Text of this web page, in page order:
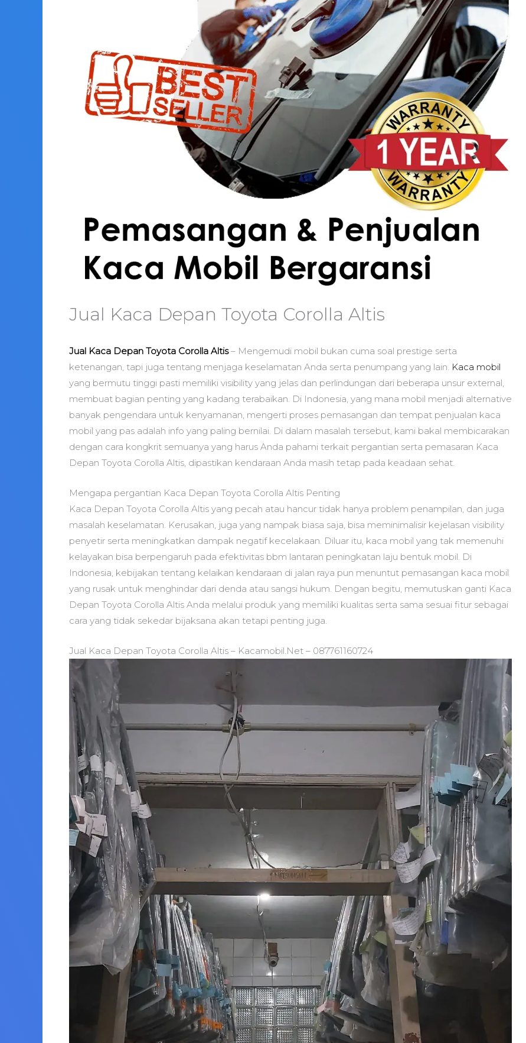
Jual Kaca Depan Toyota Corolla Altis
Jual Kaca Depan Toyota Corolla Altis– Mengemudi mobil bukan cuma soal prestige serta
ketenangan, tapi juga tentang menjaga keselamatan Anda serta penumpang yang lain. Kaca mobil
yang bermutu tinggi pasti memiliki visibility yang jelas dan perlindungan dari beberapa unsur external,
membuat bagian penting yang kadang terabaikan. Di Indonesia, yang mana mobil menjadi alternative
banyak pengendara untuk kenyamanan, mengerti proses pemasangan dan tempat penjualan kaca
mobil yang pas adalah info yang paling bernilai. Di dalam masalah tersebut, kami bakal membicarakan
dengan cara kongkrit semuanya yang harus Anda pahami terkait pergantian serta pemasaran Kaca
Depan Toyota Corolla Altis, dipastikan kendaraan Anda masih tetap pada keadaan sehat.
Mengapa pergantian Kaca Depan Toyota Corolla Altis Penting
Kaca Depan Toyota Corolla Altis yang pecah atau hancur tidak hanya problem penampilan, dan juga
masalah keselamatan. Kerusakan, juga yang nampak biasa saja, bisa meminimalisir kejelasan visibility
penyetir serta meningkatkan dampak negatif kecelakaan. Diluar itu, kaca mobil yang tak memenuhi
kelayakan bisa berpengaruh pada efektivitas bbm lantaran peningkatan laju bentuk mobil. Di
Indonesia, kebijakan tentang kelaikan kendaraan di jalan raya pun menuntut pemasangan kaca mobil
yang rusak untuk menghindar dari denda atau sangsi hukum. Dengan begitu, memutuskan ganti Kaca
Depan Toyota Corolla Altis Anda melalui produk yang memiliki kualitas serta sama sesuai fitur sebagai
cara yang tidak sekedar bijaksana akan tetapi penting juga.
Jual Kaca Depan Toyota Corolla Altis – Kacamobil.Net – 087761160724